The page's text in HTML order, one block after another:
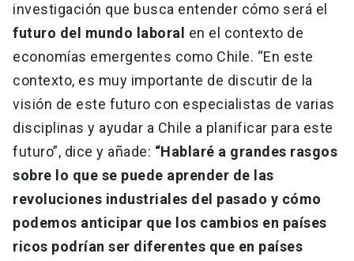
investigación que busca entender cómo será el
futuro del mundo laboral en el contexto de
economías emergentes como Chile. “En este
contexto, es muy importante de discutir de la
visión de este futuro con especialistas de varias
disciplinas y ayudar a Chile a planificar para este
futuro”, dice y añade: “Hablaré a grandes rasgos
sobre lo que se puede aprender de las
revoluciones industriales del pasado y cómo
podemos anticipar que los cambios en países
ricos podrían ser diferentes que en países